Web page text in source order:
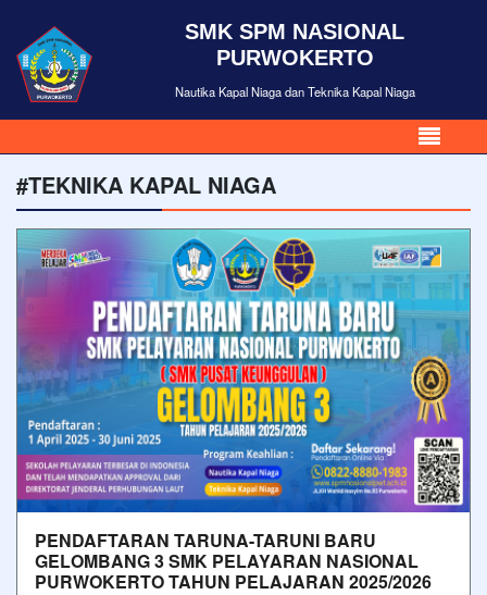
SMK SPM NASIONAL
PURWOKERTO
Nautika Kapal Niaga dan Teknika Kapal Niaga
#TEKNIKA KAPAL NIAGA
PENDAFTARAN TARUNA-TARUNI BARU
GELOMBANG 3 SMK PELAYARAN NASIONAL
PURWOKERTO TAHUN PELAJARAN 2025/2026